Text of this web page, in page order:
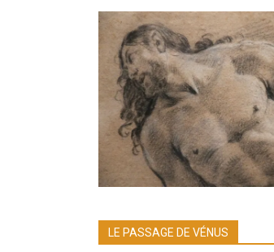
LE PASSAGE DE VÉNUS